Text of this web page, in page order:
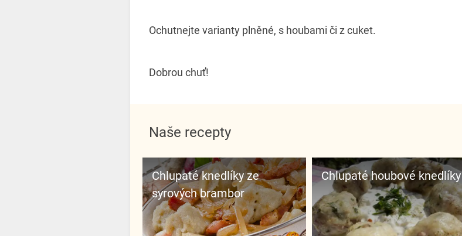
Ochutnejte varianty plněné, s houbami či z cuket.
Dobrou chuť!
Naše recepty
Chlupaté knedlíky ze
syrových brambor
Chlupaté houbové knedlíky